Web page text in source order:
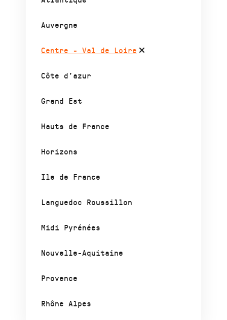
Auvergne
Centre - Val de Loire
Côte d’azur
Grand Est
Hauts de France
Horizons
Ile de France
Languedoc Roussillon
Midi Pyrénées
Nouvelle-Aquitaine
Provence
Rhône Alpes